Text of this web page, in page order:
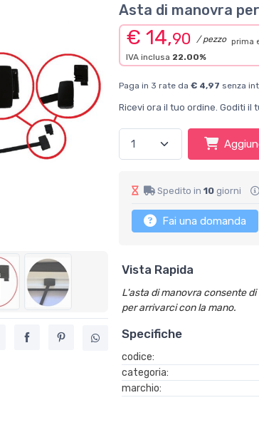
Asta di manovra
€ 14,90 / pezzo prima
IVA inclusa 22.00%
Paga in 3 rate da€ 4,97 senza
Ricevi ora il tuo ordine. Goditi
Spedito in10 giorni
Fai una domanda
Vista Rapida
L'asta di manovra consente
per arrivarci con la mano.
Specifiche
codice:
categoria:
marchio: